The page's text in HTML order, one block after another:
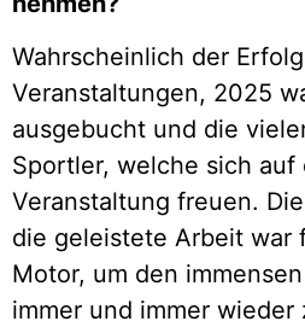
Wahrscheinlich der
Veranstaltungen, 2025
ausgebucht und die
Sportler, welche sich auf
Veranstaltung freuen.
die geleistete Arbeit war
Motor, um den
immer und immer